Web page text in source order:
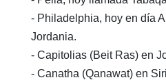
- Philadelphia, hoy en día
Jordania.
- Capitolias (Beit Ras) en
- Canatha (Qanawat) en